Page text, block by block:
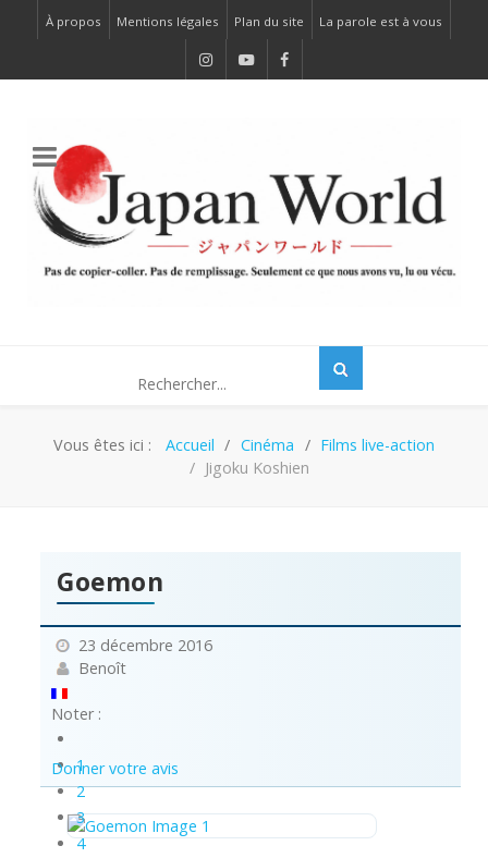
À propos Mentions légales Plan du site La parole est à vous
Vous êtes ici : Accueil Cinéma
Films live-action
Jigoku Koshien
Goemon
23 décembre 2016
Benoît
Noter :
1
2
3
4
Donner votre avis